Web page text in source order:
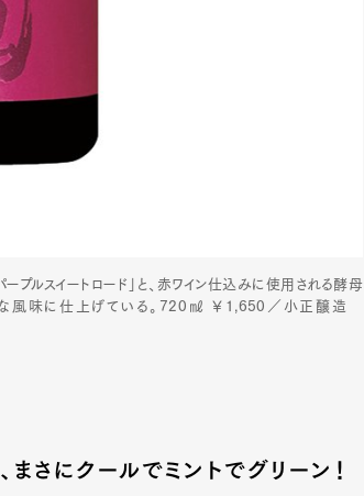
ルスイートロード」と、赤ワイン仕込みに使用される酵母
な風味に仕上げている。720㎖ ￥1,650／小正醸造
にクールでミントでグリーン！